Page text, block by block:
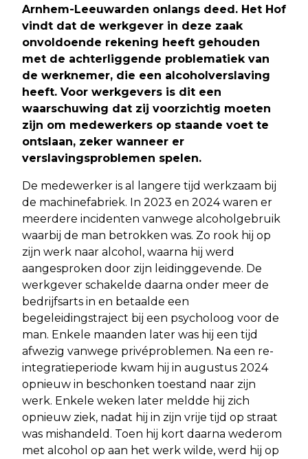
Arnhem-Leeuwarden onlangs deed. Het Hof
vindt dat de werkgever in deze zaak
onvoldoende rekening heeft gehouden
met de achterliggende problematiek van
de werknemer, die een alcoholverslaving
heeft. Voor werkgevers is dit een
waarschuwing dat zij voorzichtig moeten
zijn om medewerkers op staande voet te
ontslaan, zeker wanneer er
verslavingsproblemen spelen.
De medewerker is al langere tijd werkzaam bij
de machinefabriek. In 2023 en 2024 waren er
meerdere incidenten vanwege alcoholgebruik
waarbij de man betrokken was. Zo rook hij op
zijn werk naar alcohol, waarna hij werd
aangesproken door zijn leidinggevende. De
werkgever schakelde daarna onder meer de
bedrijfsarts in en betaalde een
begeleidingstraject bij een psycholoog voor de
man. Enkele maanden later was hij een tijd
afwezig vanwege privéproblemen. Na een re-
integratieperiode kwam hij in augustus 2024
opnieuw in beschonken toestand naar zijn
werk. Enkele weken later meldde hij zich
opnieuw ziek, nadat hij in zijn vrije tijd op straat
was mishandeld. Toen hij kort daarna wederom
met alcohol op aan het werk wilde, werd hij op